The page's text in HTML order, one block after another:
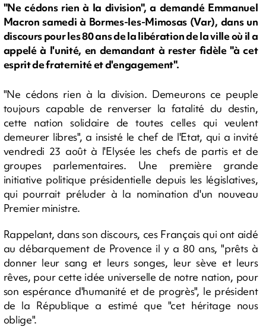
"Ne cédons rien à la division", a demandé Emmanuel
Macron samedi à Bormes-les-Mimosas (Var), dans un
discours pour les 80 ans de la libération de la ville où il a
appelé à l'unité, en demandant à rester fidèle "à cet
esprit de fraternité et d'engagement".
"Ne cédons rien à la division. Demeurons ce peuple
toujours capable de renverser la fatalité du destin,
cette nation solidaire de toutes celles qui veulent
demeurer libres", a insisté le chef de l'Etat, qui a invité
vendredi 23 août à l'Elysée les chefs de partis et de
groupes parlementaires. Une première grande
initiative politique présidentielle depuis les législatives,
qui pourrait préluder à la nomination d'un nouveau
Premier ministre.
Rappelant, dans son discours, ces Français qui ont aidé
au débarquement de Provence il y a 80 ans, "prêts à
donner leur sang et leurs songes, leur sève et leurs
rêves, pour cette idée universelle de notre nation, pour
son espérance d'humanité et de progrès", le président
de la République a estimé que "cet héritage nous
oblige".